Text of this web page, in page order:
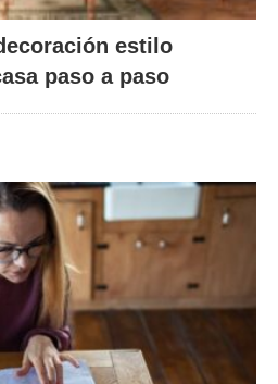
estilo
paso a paso